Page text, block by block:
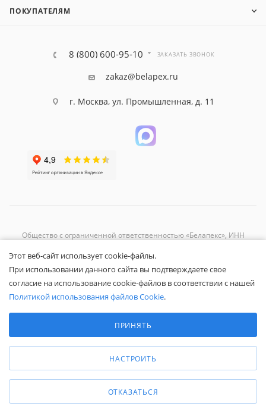
ПОКУПАТЕЛЯМ
8 (800) 600-95-10 ЗАКАЗАТЬ ЗВОНОК
zakaz@belapex.ru
г. Москва, ул. Промышленная, д. 11
Общество с ограниченной ответственностью «Белапекс», ИНН
Обращаем ваше внимание, что вся представленная на сайте
информация носит исключительно информационный характер и не
является публичной офертой.
Вы принимаете условияполитики
сайте Белапекс.ру.
Этот веб-сайт использует cookie-файлы.
При использовании данного сайта вы подтверждаете свое
согласие на использование cookie-файлов в соответствии с нашей
Политикой использования файлов Cookie.
Аналитические/Функциональные
ПРИНЯТЬ
НАСТРОИТЬ
ОТКАЗАТЬСЯ